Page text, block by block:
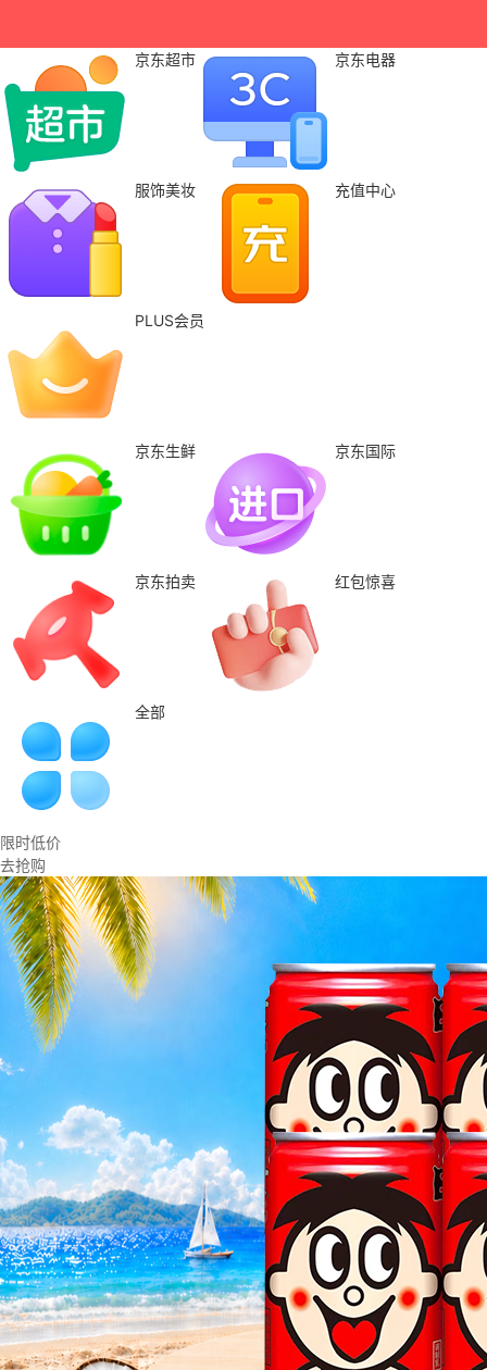
京东超市 京东电器
服饰美妆 充值中心
PLUS会员
京东生鲜 京东国际
京东拍卖 红包惊喜
全部
限时低价
去抢购